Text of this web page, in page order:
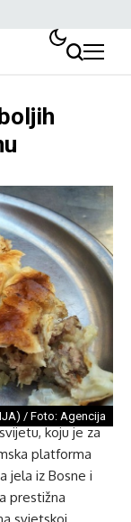
/ Foto: Agencija
koju je za
platforma
jela iz Bosne i
prestižna